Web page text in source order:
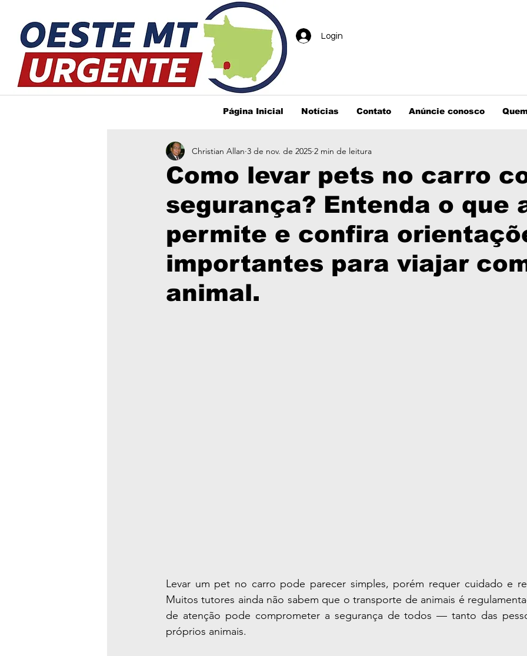
Login
Página Inicial Notícias Contato Anúncie conosco
Como levar pets no carro
segurança? Entenda o que
permite e confira
importantes para viajar
animal.
Christian Allan 3 de nov. de 2025 2 min de leitura
Levar um pet no carro pode parecer simples, porém requer cuidado e
Muitos tutores ainda não sabem que o transporte de animais é
de atenção pode comprometer a segurança de todos — tanto das
próprios animais.